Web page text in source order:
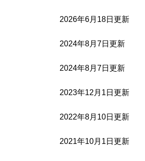
2026年6月18日更新
2024年8月7日更新
2024年8月7日更新
2023年12月1日更新
2022年8月10日更新
2021年10月1日更新